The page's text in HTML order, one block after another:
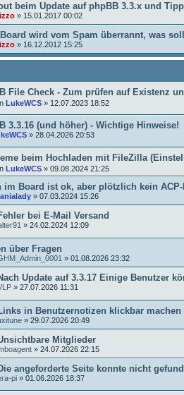
beim Update auf phpBB 3.3.x und
» 15.01.2017 00:02
wird vom Spam überrannt, was
» 16.12.2012 15:25
File Check - Zum prüfen auf Existenz
LukeWCS » 12.07.2023 18:52
3.3.16 (und höher) - Wichtige Hinweise!
» 28.04.2026 20:53
beim Hochladen mit FileZilla
LukeWCS » 09.08.2024 21:25
im Board ist ok, aber plötzlich kein
» 07.03.2024 15:26
bei E-Mail Versand
» 24.02.2024 12:09
über Fragen
» 01.08.2026 23:32
Update auf 3.3.17 Einige Benutzer
» 27.07.2026 11:31
in Benutzernotizen klickbar machen
» 29.07.2026 20:49
Mitglieder
» 24.07.2026 22:15
angeforderte Seite konnte nicht
pi » 01.06.2026 18:37